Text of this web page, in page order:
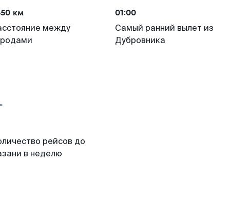
км
между
01:00
Самый ранний вылет из
Дубровника
рейсов до
в неделю